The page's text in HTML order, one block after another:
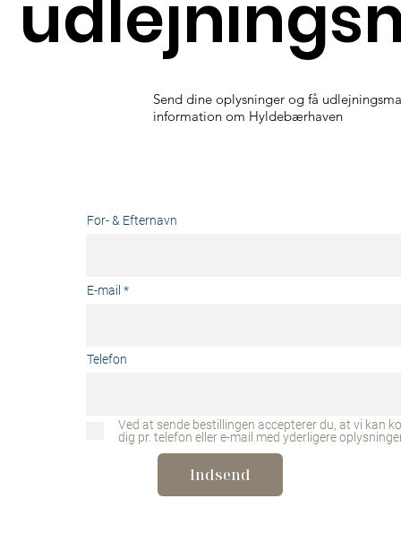
Send dine oplysninger og få
information om Hyldebærhaven
For- & Efternavn
E-mail
Telefon
Ved at sende bestillingen accepterer du, at vi kan
dig pr. telefon eller e-mail med yderligere
Indsend